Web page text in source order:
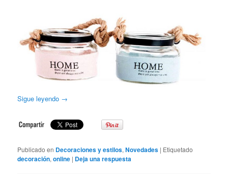
Sigue leyendo →
Publicado en Decoraciones y estilos,Novedades | Etiquetado
decoración,online | Deja una respuesta